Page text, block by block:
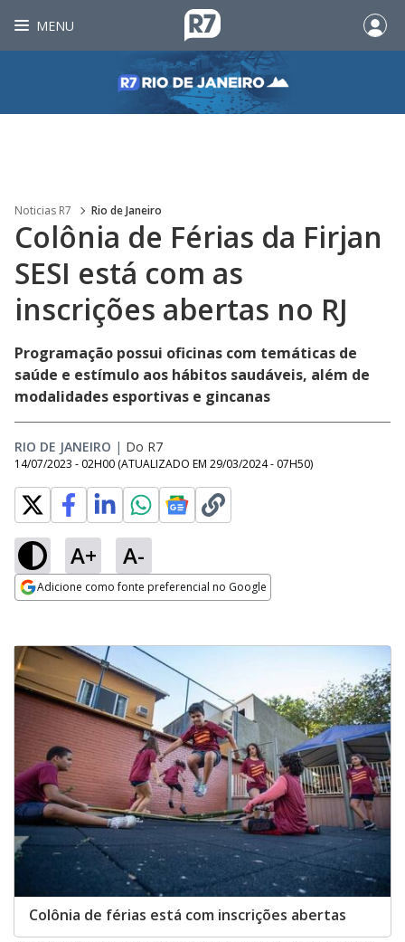
MENU
Noticias R7 Rio de Janeiro
Colônia de Férias da Firjan
SESI está com as
inscrições abertas no RJ
Programação possui oficinas com temáticas de
saúde e estímulo aos hábitos saudáveis, além de
modalidades esportivas e gincanas
RIO DE JANEIRO | Do R7
14/07/2023 - 02H00 (ATUALIZADO EM 29/03/2024 - 07H50)
A+ A-
Adicione como fonte preferencial no Google
Colônia de férias está com inscrições abertas